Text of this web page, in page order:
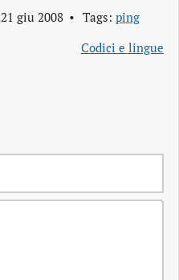
21 giu 2008 Tags: ping
Codici e lingue